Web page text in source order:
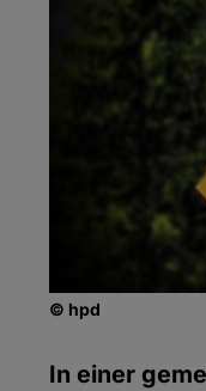
© hpd
In einer